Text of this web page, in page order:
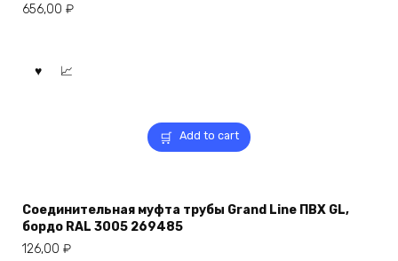
656,00 ₽
Add to cart
Соединительная муфта трубы Grand Line ПВХ GL,
бордо RAL 3005 269485
126,00 ₽